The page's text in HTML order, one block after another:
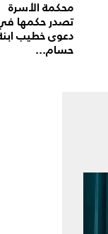
محكمة الأسرة
تصدر حكمها
دعوى خطيب
حسام...